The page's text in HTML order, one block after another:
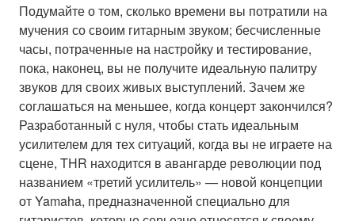
Подумайте о том, сколько времени вы потратили на
мучения со своим гитарным звуком; бесчисленные
часы, потраченные на настройку и тестирование,
пока, наконец, вы не получите идеальную палитру
звуков для своих живых выступлений. Зачем же
соглашаться на меньшее, когда концерт закончился?
Разработанный с нуля, чтобы стать идеальным
усилителем для тех ситуаций, когда вы не играете на
сцене, THR находится в авангарде революции под
названием «третий усилитель» — новой концепции
от Yamaha, предназначенной специально для